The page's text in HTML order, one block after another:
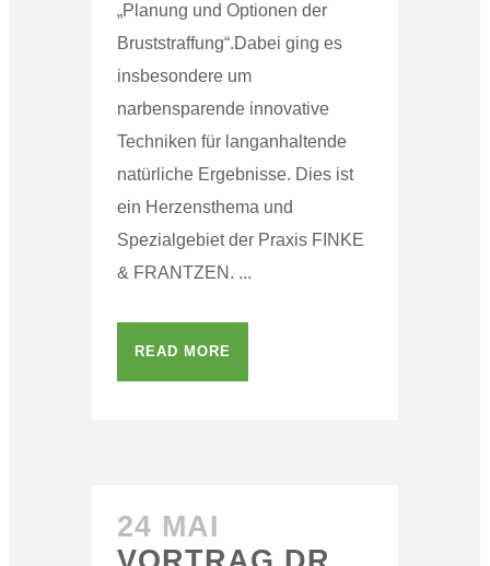
„Planung und Optionen der
Bruststraffung“.Dabei ging es
insbesondere um
narbensparende innovative
Techniken für langanhaltende
natürliche Ergebnisse. Dies ist
ein Herzensthema und
Spezialgebiet der Praxis FINKE
& FRANTZEN. ...
READ MORE
24 MAI